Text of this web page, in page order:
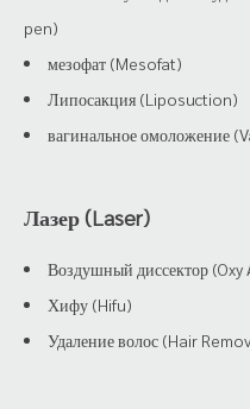
pen)
мезофат (Mesofat)
Липосакция (Liposuction)
вагинальное омоложение
Лазер (Laser)
Воздушный диссектор (Oxy
Хифу (Hifu)
Удаление волос (Hair